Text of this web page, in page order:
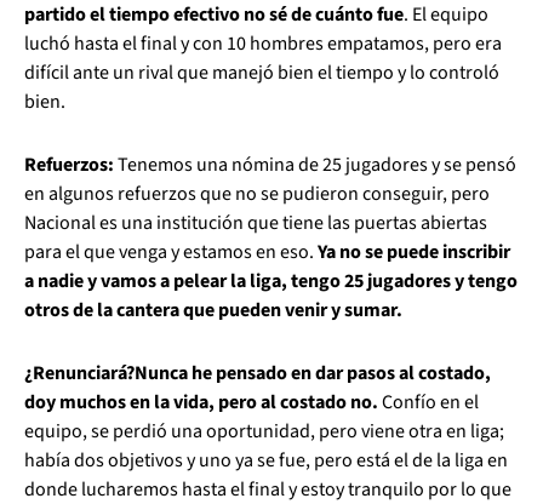
partido el tiempo efectivo no sé de cuánto fue. El equipo
luchó hasta el final y con 10 hombres empatamos, pero era
difícil ante un rival que manejó bien el tiempo y lo controló
bien.
Refuerzos:Tenemos una nómina de 25 jugadores y se pensó
en algunos refuerzos que no se pudieron conseguir, pero
Nacional es una institución que tiene las puertas abiertas
para el que venga y estamos en eso.Ya no se puede inscribir
a nadie y vamos a pelear la liga, tengo 25 jugadores y tengo
otros de la cantera que pueden venir y sumar.
¿Renunciará?Nunca he pensado en dar pasos al costado,
doy muchos en la vida, pero al costado no.Confío en el
equipo, se perdió una oportunidad, pero viene otra en liga;
había dos objetivos y uno ya se fue, pero está el de la liga en
donde lucharemos hasta el final y estoy tranquilo por lo que